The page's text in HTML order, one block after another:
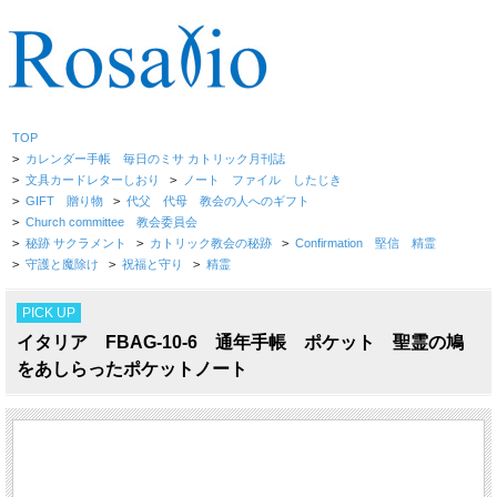
TOP
> カレンダー手帳 毎日のミサ カトリック月刊誌
> 文具カードレターしおり > ノート ファイル したじき
> GIFT 贈り物 > 代父 代母 教会の人へのギフト
> Church committee 教会委員会
> 秘跡 サクラメント > カトリック教会の秘跡 > Confirmation 堅信 精霊
> 守護と魔除け > 祝福と守り > 精霊
PICK UP
イタリア FBAG-10-6 通年手帳 ポケット 聖霊の鳩
をあしらったポケットノート